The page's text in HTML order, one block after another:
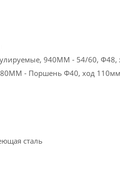
940MM - 54/60,
- Поршень Ф40, ход
сталь